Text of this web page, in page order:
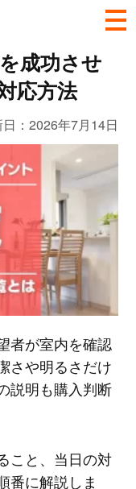
成功させ
応方法
：2026年7月14日
者が室内を確認
さや明るさだけ
説明も購入判断
こと、当日の対
番に解説しま